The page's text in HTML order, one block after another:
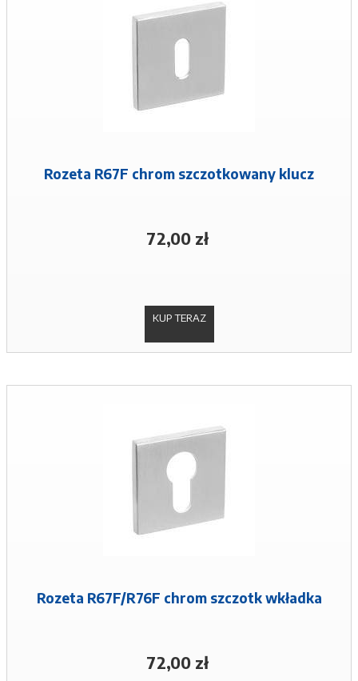
Rozeta R67F chrom szczotkowany klucz
72,00 zł
KUP TERAZ
Rozeta R67F/R76F chrom szczotk wkładka
72,00 zł